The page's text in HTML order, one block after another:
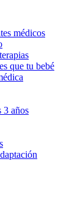
médicos
que tu bebé
3 años